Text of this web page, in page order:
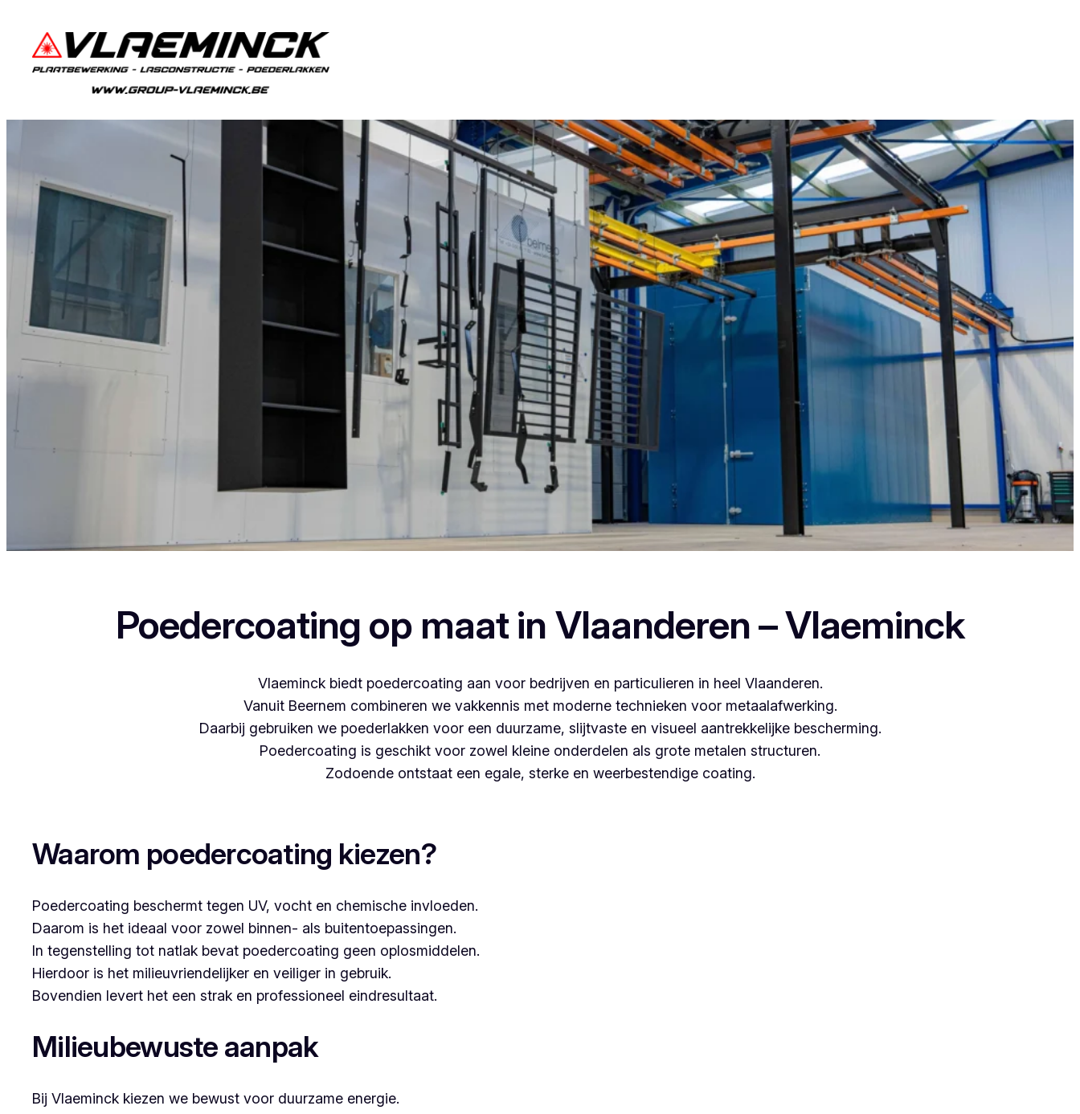
Poedercoating op maat in Vlaanderen – Vlaeminck
Vlaeminck biedt poedercoating aan voor bedrijven en particulieren in heel Vlaanderen.
Vanuit Beernem combineren we vakkennis met moderne technieken voor metaalafwerking.
Daarbij gebruiken we poederlakken voor een duurzame, slijtvaste en visueel aantrekkelijke bescherming.
Poedercoating is geschikt voor zowel kleine onderdelen als grote metalen structuren.
Zodoende ontstaat een egale, sterke en weerbestendige coating.
Waarom poedercoating kiezen?
Poedercoating beschermt tegen UV, vocht en chemische invloeden.
Daarom is het ideaal voor zowel binnen- als buitentoepassingen.
In tegenstelling tot natlak bevat poedercoating geen oplosmiddelen.
Hierdoor is het milieuvriendelijker en veiliger in gebruik.
Bovendien levert het een strak en professioneel eindresultaat.
Milieubewuste aanpak
Bij Vlaeminck kiezen we bewust voor duurzame energie.